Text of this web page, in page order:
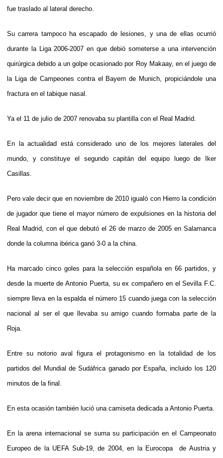
fue traslado al lateral derecho.
Su carrera tampoco ha escapado de lesiones, y una de ellas ocurrió
durante la Liga 2006-2007 en que debió someterse a una intervención
quirúrgica debido a un golpe ocasionado por Roy Makaay, en el juego de
la Liga de Campeones contra el Bayern de Munich, propiciándole una
fractura en el tabique nasal.
Ya el 11 de julio de 2007 renovaba su plantilla con el Real Madrid.
En la actualidad está considerado uno de los mejores laterales del
mundo, y constituye el segundo capitán del equipo luego de Iker
Casillas.
Pero vale decir que en noviembre de 2010 igualó con Hierro la condición
de jugador que tiene el mayor número de expulsiones en la historia del
Real Madrid, con el que debutó el 26 de marzo de 2005 en Salamanca
donde la columna ibérica ganó 3-0 a la china.
Ha marcado cinco goles para la selección española en 66 partidos, y
desde la muerte de Antonio Puerta, su ex compañero en el Sevilla F.C.
siempre lleva en la espalda el número 15 cuando juega con la selección
nacional al ser el que llevaba su amigo cuando formaba parte de la
Roja.
Entre su notorio aval figura el protagonismo en la totalidad de los
partidos del Mundial de Sudáfrica ganado por España, incluido los 120
minutos de la final.
En esta ocasión también lució una camiseta dedicada a Antonio Puerta.
En la arena internacional se suma su participación en el Campeonato
Europeo de la UEFA Sub-19, de 2004, en la Eurocopa de Austria y